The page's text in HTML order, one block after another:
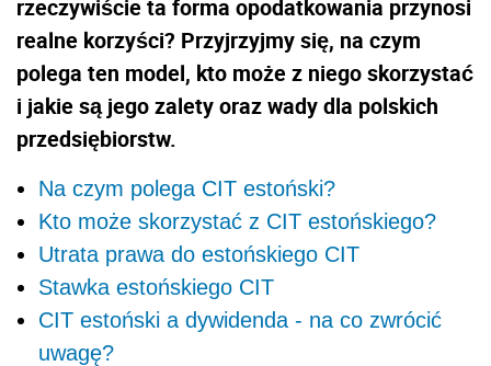
rzeczywiście ta forma opodatkowania przynosi
realne korzyści? Przyjrzyjmy się, na czym
polega ten model, kto może z niego skorzystać
i jakie są jego zalety oraz wady dla polskich
przedsiębiorstw.
Na czym polega CIT estoński?
Kto może skorzystać z CIT estońskiego?
Utrata prawa do estońskiego CIT
Stawka estońskiego CIT
CIT estoński a dywidenda - na co zwrócić
uwagę?